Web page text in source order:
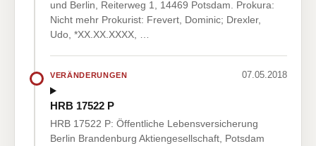
und Berlin, Reiterweg 1, 14469 Potsdam. Prokura:
Nicht mehr Prokurist: Frevert, Dominic; Drexler,
Udo, *XX.XX.XXXX, …
VERÄNDERUNGEN 07.05.2018
HRB 17522 P
HRB 17522 P: Öffentliche Lebensversicherung
Berlin Brandenburg Aktiengesellschaft, Potsdam